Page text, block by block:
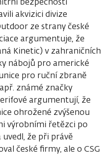
akvizici divize
ze strany české
argumentuje, že
Kinetic) v zahraničních
nábojů pro americké
pro ruční zbraně
známé značky
argumentují, že
ohrožené zvýšenou
výrobními řetězci po
že při právě
české firmy, ale o CSG